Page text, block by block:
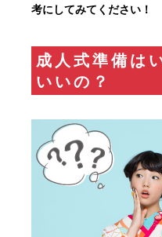
考にしてみてください！
成人式準備は
いいの？